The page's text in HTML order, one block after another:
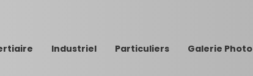
Industriel Particuliers Galerie Photo